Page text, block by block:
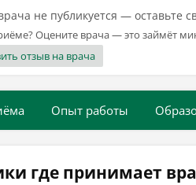
не публикуется —
Оцените врача — это займёт
отзыв на врача
Опыт работы
где принимает